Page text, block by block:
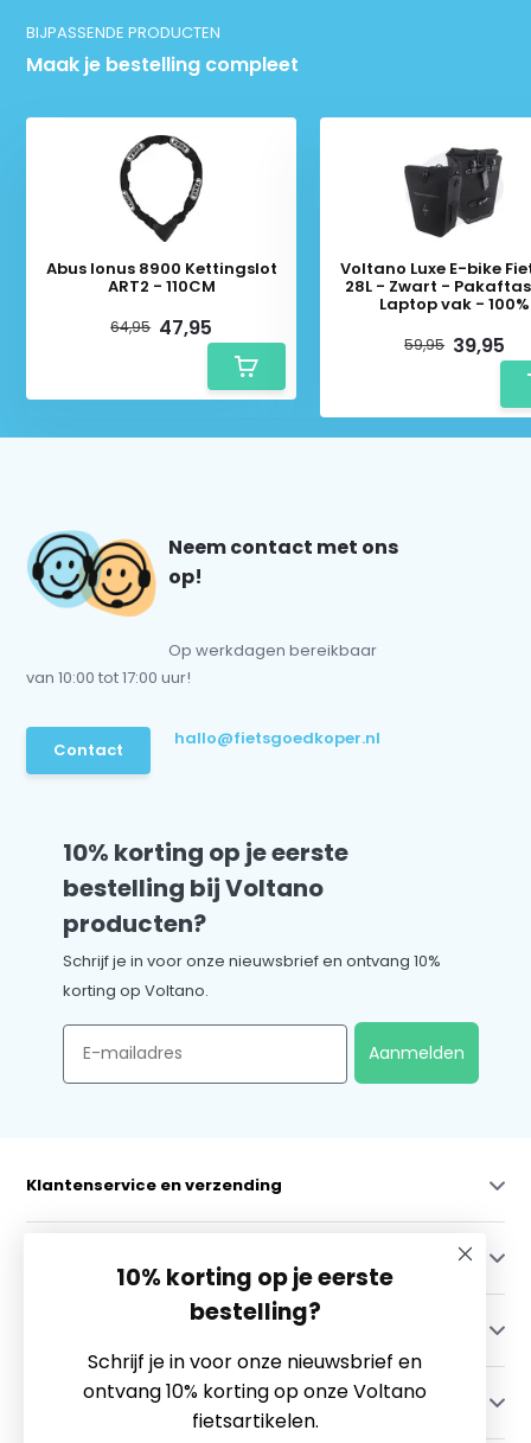
BIJPASSENDE PRODUCTEN
Maak je bestelling compleet
Abus Ionus 8900 Kettingslot
ART2 - 110CM
64,95 47,95
Voltano Luxe E-bike
28L - Zwart -
Laptop vak - 100%
59,95 39,95
Neem contact met ons
op!
Op werkdagen bereikbaar
van 10:00 tot 17:00 uur!
Contact
hallo@fietsgoedkoper.nl
10% korting op je eerste
bestelling bij Voltano
producten?
Schrijf je in voor onze nieuwsbrief en ontvang 10%
korting op Voltano.
Email
Aanmelden
Klantenservice en verzending
Contact
10% korting op je eerste
bestelling?
Schrijf je in voor onze nieuwsbrief en
ontvang 10% korting op onze Voltano
fietsartikelen.